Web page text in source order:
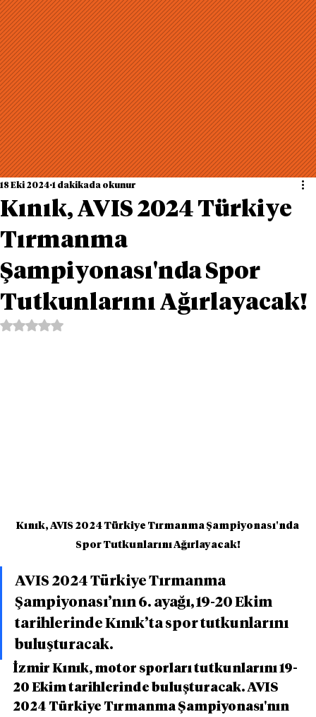
Kınık, AVIS 2024 Türkiye
Tırmanma
Şampiyonası'nda Spor
Tutkunlarını Ağırlayacak!
18 Eki 2024 1 dakikada okunur
5 üzerinden NaN yıldız
Kınık, AVIS 2024 Türkiye Tırmanma Şampiyonası'nda
Spor Tutkunlarını Ağırlayacak!
AVIS 2024 Türkiye Tırmanma
Şampiyonası’nın 6. ayağı, 19-20 Ekim
tarihlerinde Kınık’ta spor tutkunlarını
buluşturacak.
İzmir Kınık, motor sporları tutkunlarını 19-
20 Ekim tarihlerinde buluşturacak. AVIS
2024 Türkiye Tırmanma Şampiyonası'nın